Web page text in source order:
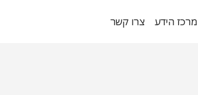
מרכז הידע צרו קשר